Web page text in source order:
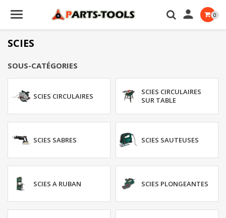
 0
SCIES
SOUS-CATÉGORIES
SCIES CIRCULAIRES
SCIES CIRCULAIRES
SUR TABLE
SCIES SABRES SCIES SAUTEUSES
SCIES A RUBAN SCIES PLONGEANTES